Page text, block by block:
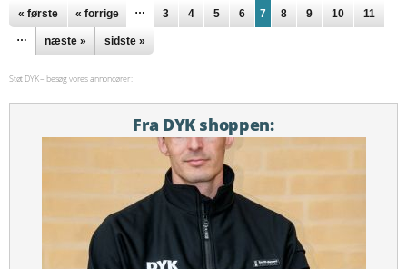
Sider
« første « forrige … 3 4 5 6 7 8 9 10
11
…
næste » sidste »
Støt DYK – besøg vores annoncører:
Fra DYK shoppen: